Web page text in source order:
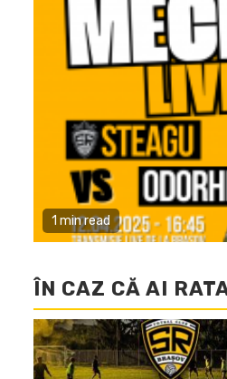
1 min read
ÎN CAZ CĂ AI